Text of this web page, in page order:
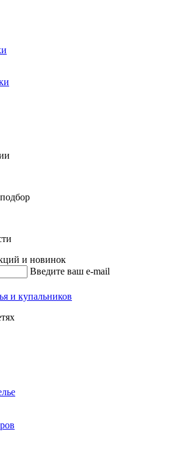
и новинок
Введите ваш e-mail
и купальников